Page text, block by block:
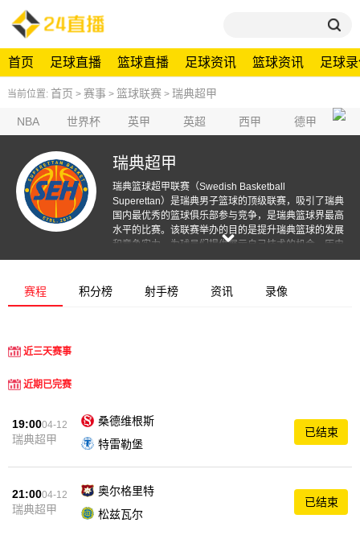
首页 足球直播 篮球直播 足球资讯 篮球资讯 足球
当前位置: 首页 > 赛事> 篮球联赛 > 瑞典超甲
NBA 世界杯 英甲 英超 西甲 德甲
瑞典超甲
瑞典篮球超甲联赛（Swedish Basketball
Superettan）是瑞典男子篮球的顶级联赛，吸引了瑞典
国内最优秀的篮球俱乐部参与竞争，是瑞典篮球界最高
水平的比赛。该联赛举办的目的是提升瑞典篮球的发展
和竞争实力，为球员们提供展示自己技术的机会。历史
上，瑞典篮球超甲联赛见证了许多精彩的比赛和出色的
的竞争激烈，球队们争夺着冠军荣誉，并努力提升自己
赛程 积分榜 射手榜 资讯 录像
近三天赛事
近期已完赛
19:0004-12
瑞典超甲
桑德维根斯
特雷勒堡
已结束
21:0004-12
瑞典超甲
奥尔格里特
松兹瓦尔
已结束